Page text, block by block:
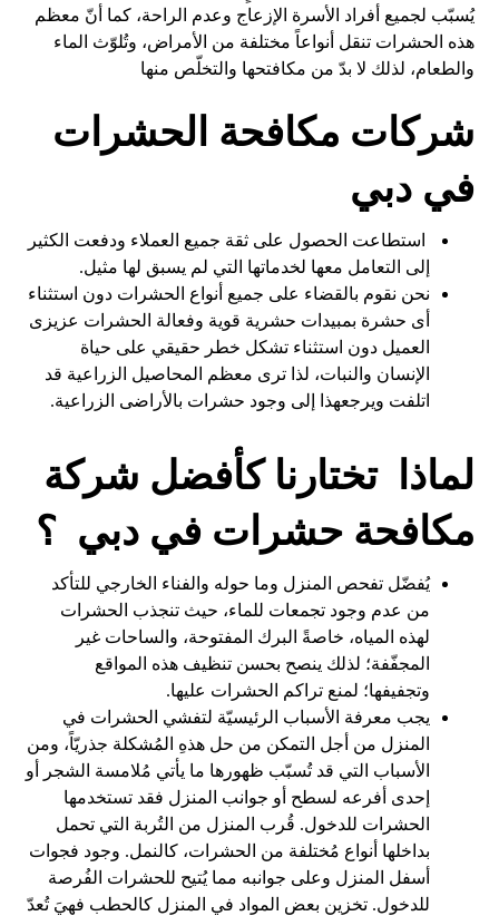
يُسبّب لجميع أفراد الأسرة الإزعاج وعدم الراحة، كما أنّ معظم
هذه الحشرات تنقل أنواعاً مختلفة من الأمراض، وتُلوّث الماء
والطعام، لذلك لا بدّ من مكافتحها والتخلّص منها
شركات مكافحة الحشرات
في دبي
استطاعت الحصول على ثقة جميع العملاء ودفعت الكثير
إلى التعامل معها لخدماتها التي لم يسبق لها مثيل.
نحن نقوم بالقضاء على جميع أنواع الحشرات دون استثناء
أى حشرة بمبيدات حشرية قوية وفعالة الحشرات عزيزى
العميل دون استثناء تشكل خطر حقيقي على حياة
الإنسان والنبات، لذا ترى معظم المحاصيل الزراعية قد
اتلفت ويرجعهذا إلى وجود حشرات بالأراضى الزراعية.
لماذا تختارنا كأفضل شركة
مكافحة حشرات في دبي ؟
يُفضّل تفحص المنزل وما حوله والفناء الخارجي للتأكد
من عدم وجود تجمعات للماء، حيث تنجذب الحشرات
لهذه المياه، خاصةً البرك المفتوحة، والساحات غير
المجفّفة؛ لذلك ينصح بحسن تنظيف هذه المواقع
وتجفيفها؛ لمنع تراكم الحشرات عليها.
يجب معرفة الأسباب الرئيسيّة لتفشي الحشرات في
المنزل من أجل التمكن من حل هذهِ المُشكلة جذريّاً، ومن
الأسباب التي قد تُسبّب ظهورها ما يأتي مُلامسة الشجر أو
إحدى أفرعه لسطح أو جوانب المنزل فقد تستخدمها
الحشرات للدخول. قُرب المنزل من التُربة التي تحمل
بداخلها أنواع مُختلفة من الحشرات، كالنمل. وجود فجوات
أسفل المنزل وعلى جوانبه مما يُتيح للحشرات الفُرصة
للدخول. تخزين بعض المواد في المنزل كالحطب فهيَ تُعدّ